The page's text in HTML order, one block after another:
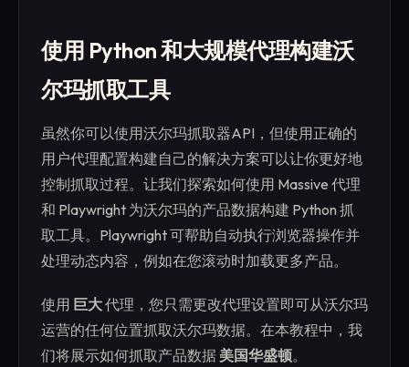
使用 Python 和大规模代理构建沃
尔玛抓取工具
虽然你可以使用沃尔玛抓取器API，但使用正确的
用户代理配置构建自己的解决方案可以让你更好地
控制抓取过程。让我们探索如何使用 Massive 代理
和 Playwright 为沃尔玛的产品数据构建 Python 抓
取工具。Playwright 可帮助自动执行浏览器操作并
处理动态内容，例如在您滚动时加载更多产品。
使用 巨大代理，您只需更改代理设置即可从沃尔玛
运营的任何位置抓取沃尔玛数据。在本教程中，我
们将展示如何抓取产品数据 美国华盛顿。